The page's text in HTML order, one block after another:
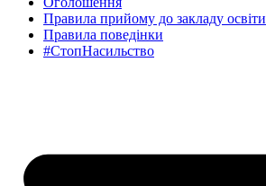
Правила прийому до закладу освіти
Правила поведінки
#СтопНасильство